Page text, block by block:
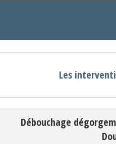
Les
Débouchage